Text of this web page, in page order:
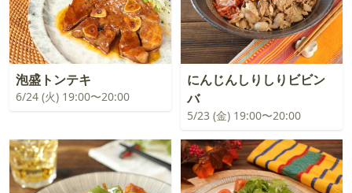
泡盛トンテキ
6/24 (火) 19:00〜20:00
にんじんしりしりビビン
バ
5/23 (金) 19:00〜20:00